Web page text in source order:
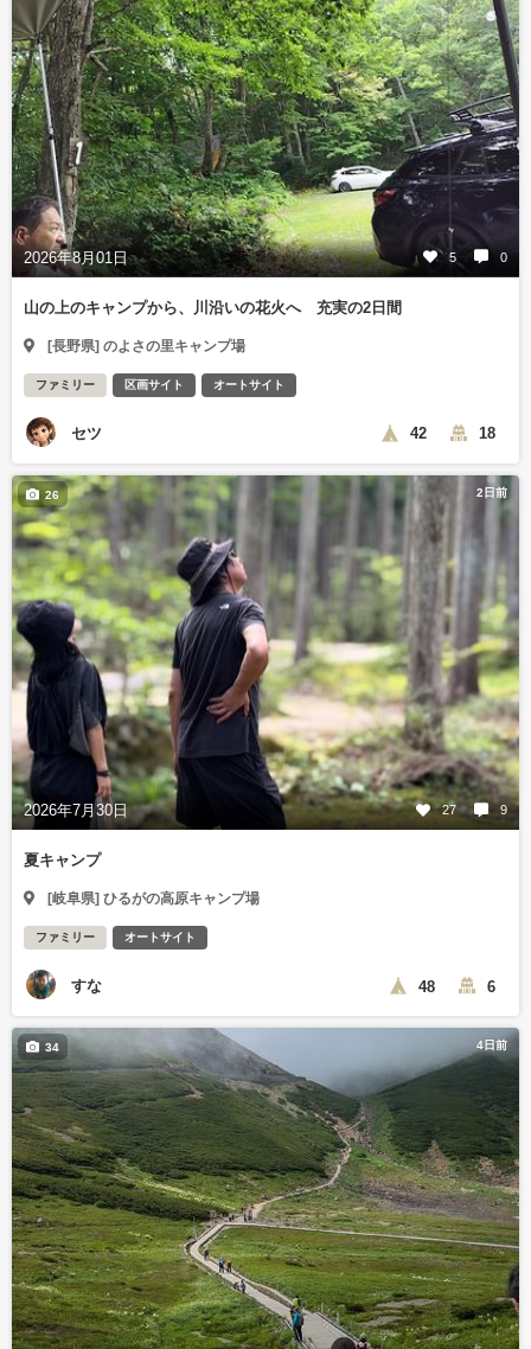
2026年8月01日 5 0
山の上のキャンプから、川沿いの花火へ 充実の2日間
[長野県] のよさの里キャンプ場
ファミリー 区画サイト オートサイト
セツ 42 18
2日前
2026年7月30日 27 9
26
夏キャンプ
[岐阜県] ひるがの高原キャンプ場
ファミリー オートサイト
すな 48 6
4日前
34